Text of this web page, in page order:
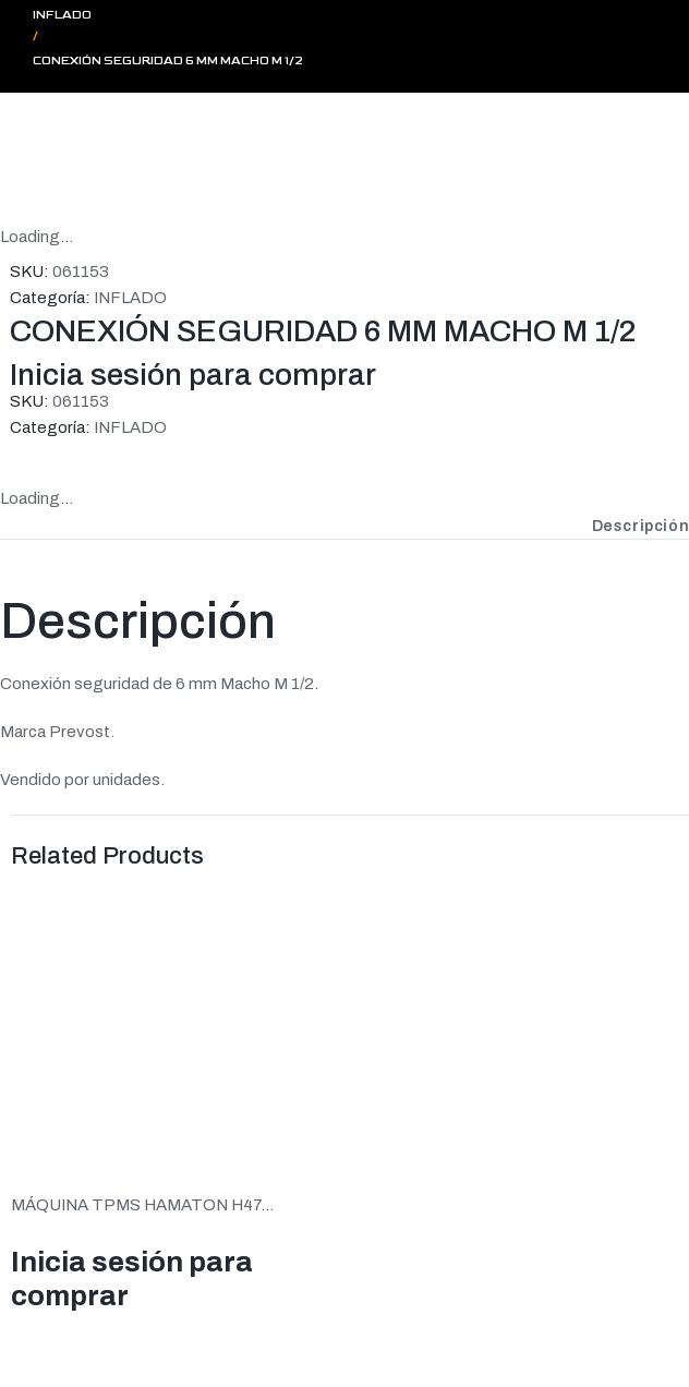
INFLADO
/
CONEXIÓN SEGURIDAD 6 MM MACHO M 1/2
Loading...
SKU: 061153
Categoría: INFLADO
CONEXIÓN SEGURIDAD 6 MM MACHO M 1/2
Inicia sesión para comprar
SKU: 061153
Categoría: INFLADO
Loading...
Descripción
Descripción
Conexión seguridad de 6 mm Macho M 1/2.
Marca Prevost.
Vendido por unidades.
Related Products
MÁQUINA TPMS HAMATON H47...
Inicia sesión para
comprar